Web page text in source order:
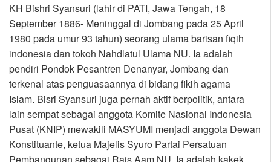
KH Bishri Syansuri (lahir di PATI, Jawa Tengah, 18
September 1886- Meninggal di Jombang pada 25 April
1980 pada umur 93 tahun) seorang ulama barisan fiqih
indonesia dan tokoh Nahdlatul Ulama NU. Ia adalah
pendiri Pondok Pesantren Denanyar, Jombang dan
terkenal atas penguasaannya di bidang fikih agama
Islam. Bisri Syansuri juga pernah aktif berpolitik, antara
lain sempat sebagai anggota Komite Nasional Indonesia
Pusat (KNIP) mewakili MASYUMI menjadi anggota Dewan
Konstituante, ketua Majelis Syuro Partai Persatuan